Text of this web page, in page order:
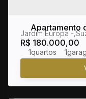
Apartamento
R$ 180.000,00
Jardim Europa ,
1 1